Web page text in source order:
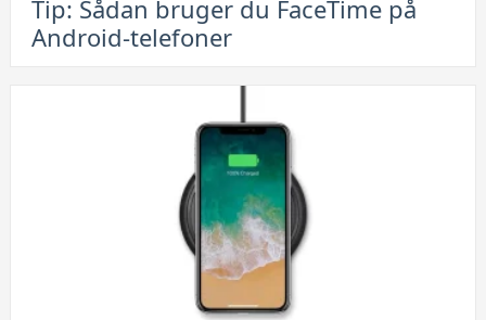
Tip:
Sådan
Tip: Sådan bruger du FaceTime på
Android-telefoner